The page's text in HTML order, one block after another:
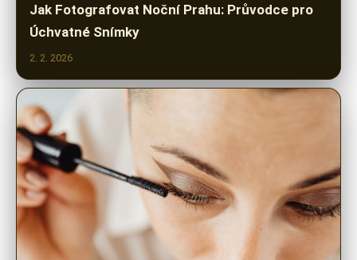
Jak Fotografovat Noční Prahu: Průvodce pro
Úchvatné Snímky
2. 2. 2026